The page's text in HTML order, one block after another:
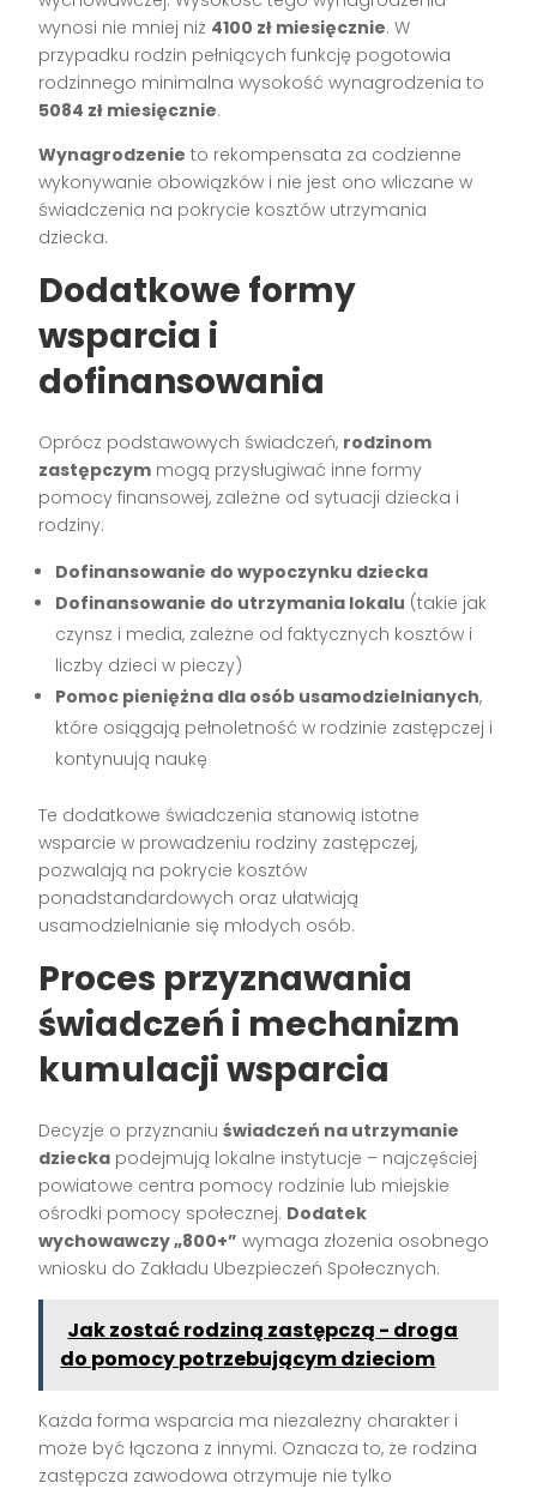
wynosi nie mniej niż 4100 zł miesięcznie. W
przypadku rodzin pełniących funkcję pogotowia
rodzinnego minimalna wysokość wynagrodzenia to
5084 zł miesięcznie.
Wynagrodzenie to rekompensata za codzienne
wykonywanie obowiązków i nie jest ono wliczane w
świadczenia na pokrycie kosztów utrzymania
dziecka.
Dodatkowe formy
wsparcia i
dofinansowania
Oprócz podstawowych świadczeń, rodzinom
zastępczym mogą przysługiwać inne formy
pomocy finansowej, zależne od sytuacji dziecka i
rodziny:
Dofinansowanie do wypoczynku dziecka
Dofinansowanie do utrzymania lokalu (takie jak
czynsz i media, zależne od faktycznych kosztów i
liczby dzieci w pieczy)
Pomoc pieniężna dla osób usamodzielnianych,
które osiągają pełnoletność w rodzinie zastępczej i
kontynuują naukę
Te dodatkowe świadczenia stanowią istotne
wsparcie w prowadzeniu rodziny zastępczej,
pozwalają na pokrycie kosztów
ponadstandardowych oraz ułatwiają
usamodzielnianie się młodych osób.
Proces przyznawania
świadczeń i mechanizm
kumulacji wsparcia
Decyzje o przyznaniuświadczeń na utrzymanie
dziecka podejmują lokalne instytucje – najczęściej
powiatowe centra pomocy rodzinie lub miejskie
ośrodki pomocy społecznej. Dodatek
wychowawczy „800+” wymaga złożenia osobnego
wniosku do Zakładu Ubezpieczeń Społecznych.
Jak zostać rodziną zastępczą - droga
do pomocy potrzebującym dzieciom
Każda forma wsparcia ma niezależny charakter i
może być łączona z innymi. Oznacza to, że rodzina
zastępcza zawodowa otrzymuje nie tylko